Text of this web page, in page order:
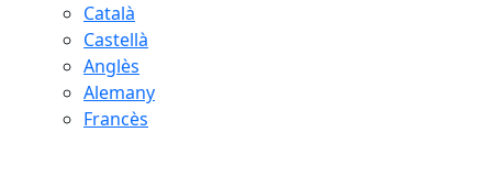
Català
Castellà
Anglès
Alemany
Francès